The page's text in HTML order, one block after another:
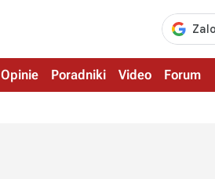
Opinie Poradniki Video Forum